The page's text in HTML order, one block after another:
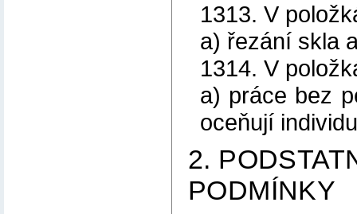
1313. V
a) řezání skla
1314. V
a) práce bez
oceňují
2.
PODMÍNKY